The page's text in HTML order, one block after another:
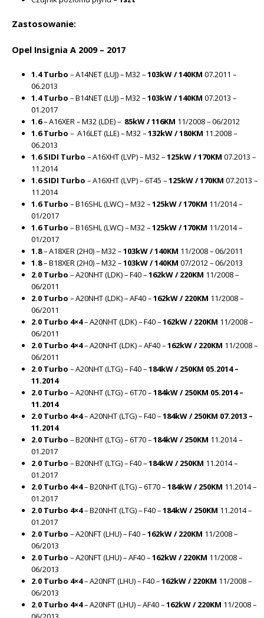
Zastosowanie:
Opel Insignia A 2009 – 2017
1.4 Turbo – A14NET (LUJ) – M32 –103kW / 140KM07.2011 –
06.2013
1.4 Turbo – B14NET (LUJ) – M32 –103kW / 140KM 07.2013 –
01.2017
1.6– A16XER – M32 (LDE) – 85kW / 116KM 11/2008 – 06/2012
1.6 Turbo – A16LET (LLE) – M32 –132kW / 180KM 11.2008 –
06.2013
1.6 SIDI Turbo – A16XHT (LVP) – M32 –125kW / 170KM 07.2013 –
11.2014
1.6 SIDI Turbo – A16XHT (LVP) – 6T45 –125kW / 170KM 07.2013 –
11.2014
1.6 Turbo – B16SHL (LWC) – M32 –125kW / 170KM 11/2014 –
01/2017
1.6 Turbo – B16SHL (LWC) – M32 –125kW / 170KM 11/2014 –
01/2017
1.8– A18XER (2H0) – M32 –103kW / 140KM 11/2008 – 06/2011
1.8– B18XER (2H0) – M32 –103kW / 140KM 07/2012 – 06/2013
2.0 Turbo – A20NHT (LDK) – F40 –162kW / 220KM 11/2008 –
06/2011
2.0 Turbo – A20NHT (LDK) – AF40 –162kW / 220KM 11/2008 –
06/2011
2.0 Turbo 4×4– A20NHT (LDK) – F40 –162kW / 220KM 11/2008 –
06/2011
2.0 Turbo 4×4– A20NHT (LDK) – AF40 –162kW / 220KM 11/2008 –
06/2011
2.0 Turbo– A20NHT (LTG) – F40 –184kW / 250KM 05.2014 –
11.2014
2.0 Turbo– A20NHT (LTG) – 6T70 –184kW / 250KM 05.2014 –
11.2014
2.0 Turbo 4×4– A20NHT (LTG) – F40 –184kW / 250KM 07.2013 –
11.2014
2.0 Turbo – B20NHT (LTG) – 6T70 –184kW / 250KM 11.2014 –
01.2017
2.0 Turbo – B20NHT (LTG) – F40 –184kW / 250KM 11.2014 –
01.2017
2.0 Turbo 4×4– B20NHT (LTG) – 6T70 –184kW / 250KM 11.2014 –
01.2017
2.0 Turbo 4×4– B20NHT (LTG) – F40 –184kW / 250KM 11.2014 –
01.2017
2.0 Turbo – A20NFT (LHU) – F40 –162kW / 220KM 11/2008 –
06/2013
2.0 Turbo – A20NFT (LHU) – AF40 –162kW / 220KM 11/2008 –
06/2013
2.0 Turbo 4×4– A20NFT (LHU) – F40 –162kW / 220KM 11/2008 –
06/2013
2.0 Turbo 4×4– A20NFT (LHU) – AF40 –162kW / 220KM 11/2008 –